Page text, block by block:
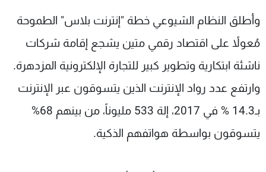
وأطلق النظام الشيوعي خطة "إنترنت بلاس" الطموحة
مُعولاً على اقتصاد رقمي متين يشجع إقامة شركات
ناشئة ابتكارية وتطوير كبير للتجارة الإلكترونية المزدهرة.
وارتفع عدد رواد الإنترنت الذين يتسوقون عبر الإنترنت
بـ14.3 % في 2017، إلة 533 مليوناً، من بينهم 68%
يتسوقون بواسطة هواتفهم الذكية.